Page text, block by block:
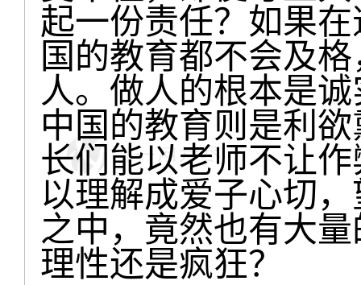
起一份责任？如果
国的教育都不会及
人。做人的根本是
中国的教育则是利
长们能以老师不让
以理解成爱子心切
之中，竟然也有大
理性还是疯狂？